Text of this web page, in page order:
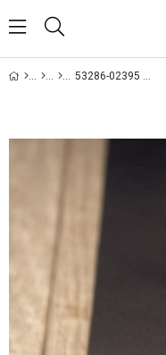
53286-02395 ERKEK KEMER. 53286-02395